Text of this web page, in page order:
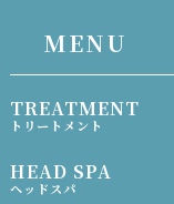
MENU
TREATMENT
トリートメント
HEAD SPA
ヘッドスパ